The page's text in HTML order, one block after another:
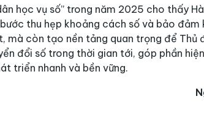
học vụ số” trong năm 2025 cho thấy
thu hẹp khoảng cách số và bảo
mà còn tạo nền tảng quan trọng để
đổi số trong thời gian tới, góp phần
triển nhanh và bền vững.